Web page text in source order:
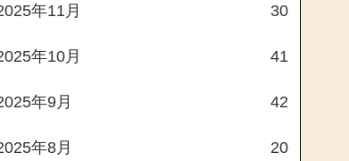
年11月 30
年10月 41
年9月 42
年8月 20